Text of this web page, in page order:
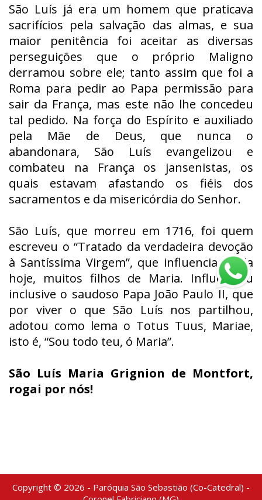
São Luís já era um homem que praticava
sacrifícios pela salvação das almas, e sua
maior penitência foi aceitar as diversas
perseguições que o próprio Maligno
derramou sobre ele; tanto assim que foi a
Roma para pedir ao Papa permissão para
sair da França, mas este não lhe concedeu
tal pedido. Na força do Espírito e auxiliado
pela Mãe de Deus, que nunca o
abandonara, São Luís evangelizou e
combateu na França os jansenistas, os
quais estavam afastando os fiéis dos
sacramentos e da misericórdia do Senhor.
São Luís, que morreu em 1716, foi quem
escreveu o “Tratado da verdadeira devoção
à Santíssima Virgem”, que influencia ainda
hoje, muitos filhos de Maria. Influenciou
inclusive o saudoso Papa João Paulo II, que
por viver o que São Luís nos partilhou,
adotou como lema o Totus Tuus, Mariae,
isto é, “Sou todo teu, ó Maria”.
São Luís Maria Grignion de Montfort,
rogai por nós!
Copyright © 2026 - Paróquia São Sebastião (Co-Catedral) -